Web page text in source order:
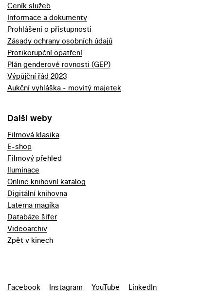
Ceník služeb
Informace a dokumenty
Prohlášení o přístupnosti
Zásady ochrany osobních údajů
Protikorupční opatření
Plán genderové rovnosti (GEP)
Výpůjční řád 2023
Aukční vyhláška - movitý majetek
Další weby
Filmová klasika
E-shop
Filmový přehled
Iluminace
Online knihovní katalog
Digitální knihovna
Laterna magika
Databáze šifer
Videoarchiv
Zpět v kinech
Facebook Instagram YouTube LinkedIn